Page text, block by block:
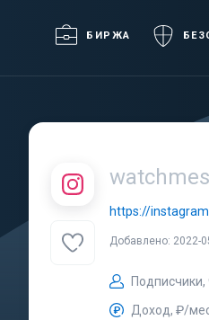
БИРЖА
https://
Добавлено: 2022-
Подписчики,
Доход, ₽/